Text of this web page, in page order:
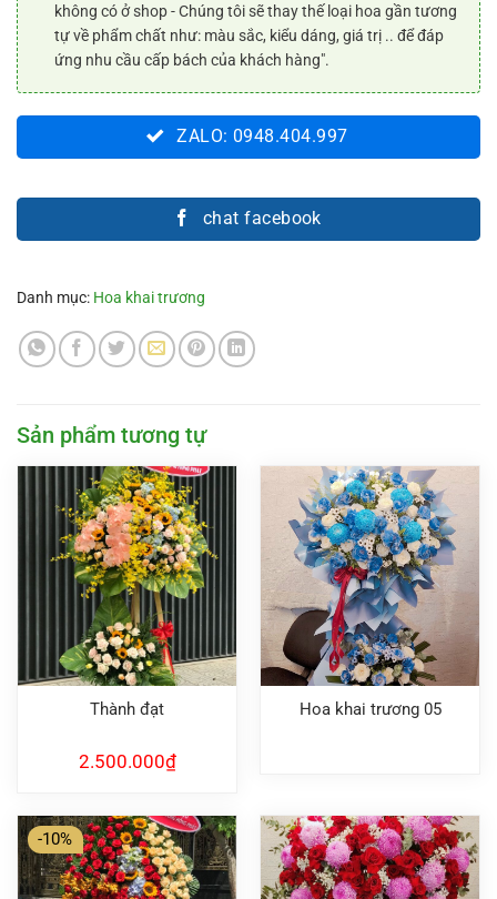
không có ở shop - Chúng tôi sẽ thay thế loại hoa gần tương
tự về phẩm chất như: màu sắc, kiểu dáng, giá trị .. để đáp
ứng nhu cầu cấp bách của khách hàng".
ZALO: 0948.404.997
chat facebook
Danh mục: Hoa khai trương
Sản phẩm tương tự
Thành đạt
2.500.000₫
Hoa khai trương 05
-10%